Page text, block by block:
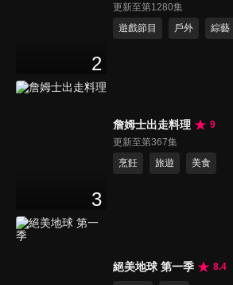
2
更新至第1280集
遊戲節目
戶外 綜藝
3
詹姆士出走料理
9
更新至第367集
烹飪
旅遊 美食
絕美地球 第一季 8.4